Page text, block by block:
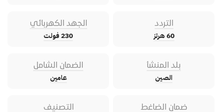
التردد
60 هرتز
الجهد الكهربائي
230 فولت
بلد المنشأ
الصين
الضمان الشامل
عامين
ضمان الضاغط التصنيف